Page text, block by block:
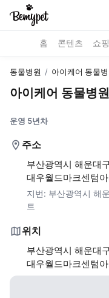
홈 콘텐츠 쇼핑
동물병원 / 아이케어 동물병
아이케어 동물병원
운영 5년차
주소
부산광역시 해운대
대우월드마크센텀
지번: 부산광역시 해
트
위치
부산광역시 해운대
대우월드마크센텀